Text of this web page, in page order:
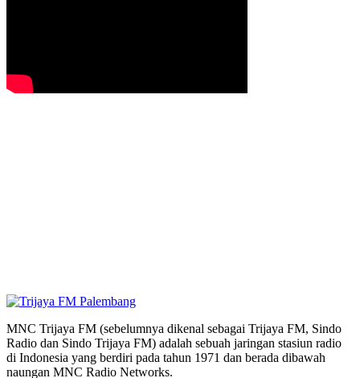
MNC Trijaya FM (sebelumnya dikenal sebagai Trijaya FM, Sindo
Radio dan Sindo Trijaya FM) adalah sebuah jaringan stasiun radio
di Indonesia yang berdiri pada tahun 1971 dan berada dibawah
naungan MNC Radio Networks.